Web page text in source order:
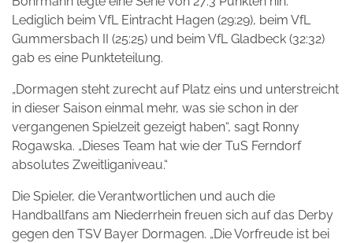
Lediglich beim VfL Eintracht Hagen (29:29), beim VfL
Gummersbach II (25:25) und beim VfL Gladbeck (32:32)
gab es eine Punkteteilung.
„Dormagen steht zurecht auf Platz eins und unterstreicht
in dieser Saison einmal mehr, was sie schon in der
vergangenen Spielzeit gezeigt haben“, sagt Ronny
Rogawska. „Dieses Team hat wie der TuS Ferndorf
absolutes Zweitliganiveau.“
Die Spieler, die Verantwortlichen und auch die
Handballfans am Niederrhein freuen sich auf das Derby
gegen den TSV Bayer Dormagen. „Die Vorfreude ist bei